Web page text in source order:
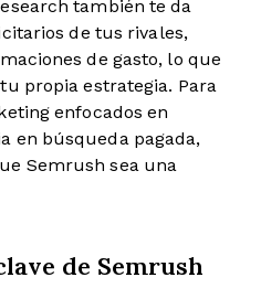
también te da
de tus rivales,
de gasto, lo que
propia estrategia. Para
enfocados en
en búsqueda pagada,
Semrush sea una
de Semrush